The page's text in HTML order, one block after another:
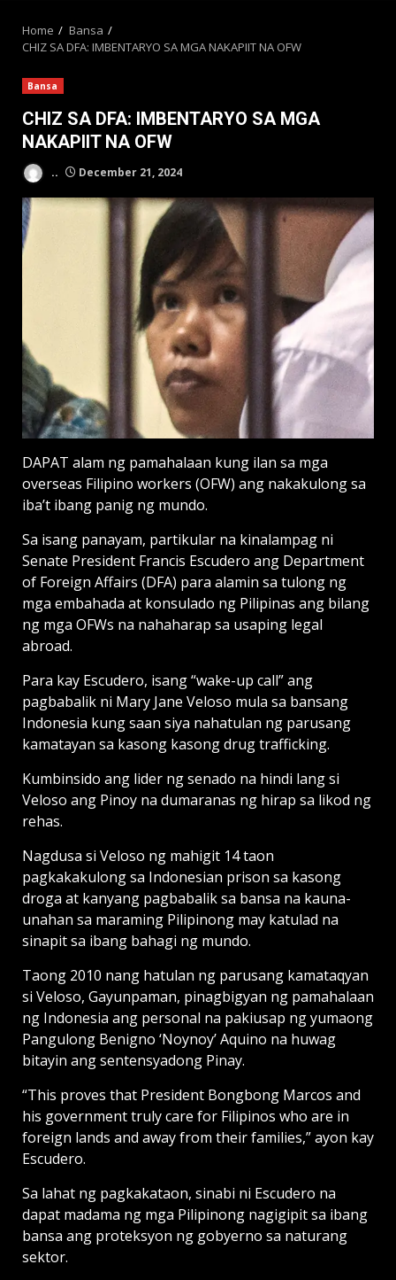
Home
Bansa
CHIZ SA DFA: IMBENTARYO SA MGA NAKAPIIT NA OFW
Bansa
CHIZ SA DFA: IMBENTARYO SA MGA
NAKAPIIT NA OFW
.. December 21, 2024
DAPAT alam ng pamahalaan kung ilan sa mga
overseas Filipino workers (OFW) ang nakakulong sa
iba’t ibang panig ng mundo.
Sa isang panayam, partikular na kinalampag ni
Senate President Francis Escudero ang Department
of Foreign Affairs (DFA) para alamin sa tulong ng
mga embahada at konsulado ng Pilipinas ang bilang
ng mga OFWs na nahaharap sa usaping legal
abroad.
Para kay Escudero, isang “wake-up call” ang
pagbabalik ni Mary Jane Veloso mula sa bansang
Indonesia kung saan siya nahatulan ng parusang
kamatayan sa kasong kasong drug trafficking.
Kumbinsido ang lider ng senado na hindi lang si
Veloso ang Pinoy na dumaranas ng hirap sa likod ng
rehas.
Nagdusa si Veloso ng mahigit 14 taon
pagkakakulong sa Indonesian prison sa kasong
droga at kanyang pagbabalik sa bansa na kauna-
unahan sa maraming Pilipinong may katulad na
sinapit sa ibang bahagi ng mundo.
Taong 2010 nang hatulan ng parusang kamataqyan
si Veloso, Gayunpaman, pinagbigyan ng pamahalaan
ng Indonesia ang personal na pakiusap ng yumaong
Pangulong Benigno ‘Noynoy’ Aquino na huwag
bitayin ang sentensyadong Pinay.
“This proves that President Bongbong Marcos and
his government truly care for Filipinos who are in
foreign lands and away from their families,” ayon kay
Escudero.
Sa lahat ng pagkakataon, sinabi ni Escudero na
dapat madama ng mga Pilipinong nagigipit sa ibang
bansa ang proteksyon ng gobyerno sa naturang
sektor.